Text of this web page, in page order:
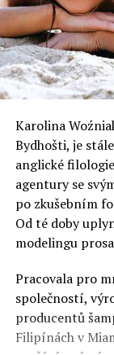
Karolina
Bydhošti, je
anglické
agentury se
po zkušebním
Od té doby
modelingu
Pracovala pro
společností,
producentů
Filipínách v